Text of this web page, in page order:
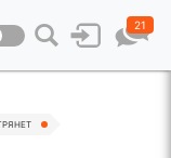
21